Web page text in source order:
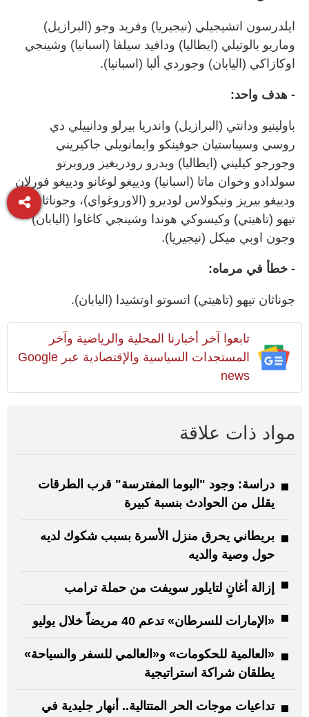
ايلدرسون اتشيجيلي (نيجيريا) وفريد وجو (البرازيل)
وماريو بالوتيلي (ايطاليا) ودافيد سيلفا (اسبانيا) وشينجي
اوكازاكي (اليابان) وجوردي ألبا (اسبانيا).
- هدف واحد:
باولينيو ودانتي (البرازيل) واندريا بيرلو ودانييلي دي
روسي وسيباستيان جوفينكو وايمانويلي جاكيريني
وجورجو كيليني (ايطاليا) وبدرو رودريغيز وروبرتو
سولدادو وخوان ماتا (اسبانيا) ودييغو لوغانو ودييغو فورلان
ودييغو بيريز ونيكولاس لوديرو (الاوروغواي)، وجوناثان
تيهو (تاهيتي) وكيسوكي هوندا وشينجي كاغاوا (اليابان)
وجون اوبي ميكل (نيجيريا).
- خطأ في مرماه:
جوناثان تيهو (تاهيتي) اتسوتو اوتشيدا (اليابان).
تابعوا آخر أخبارنا المحلية والرياضية وآخر
المستجدات السياسية والإقتصادية عبر Google
news
مواد ذات علاقة
دراسة: وجود "البوما المفترسة" قرب الطرقات
يقلل من الحوادث بنسبة كبيرة
بريطاني يحرق منزل الأسرة بسبب شكوك لديه
حول وصية والديه
إزالة أغانٍ لتايلور سويفت من حملة ترامب
«الإمارات للسرطان» تدعم 40 مريضاً خلال يوليو
«العالمية للحكومات» و«العالمي للسفر والسياحة»
يطلقان شراكة استراتيجية
تداعيات موجات الحر المتتالية.. أنهار جليدية في